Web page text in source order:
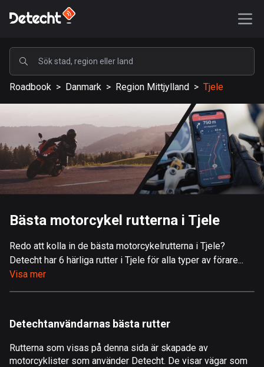
POPULÄRA
USA
587581 rutter
Sverige
203337 rutter
Storbritannien
115209 rutter
9 rutter
517 rutter
Albanien
Algeriet
Roadbook > Danmark > Region Mittjylland > Tjele
Bästa motorcykel rutterna i Tjele
Redo att kolla in de bästa motorcykelrutterna i Tjele?
Detecht har 6 härliga rutter i Tjele för alla typer av förare...
Visa mer
Detechtanvändarnas bästa rutter
Rutterna som visas på denna sida är skapade av
motorcyklister som använder Detecht. De visar vägar som